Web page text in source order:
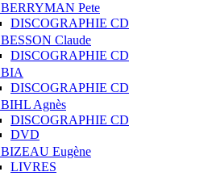
BERRYMAN Pete
DISCOGRAPHIE CD
BESSON Claude
DISCOGRAPHIE CD
BIA
DISCOGRAPHIE CD
BIHL Agnès
DISCOGRAPHIE CD
DVD
BIZEAU Eugène
LIVRES